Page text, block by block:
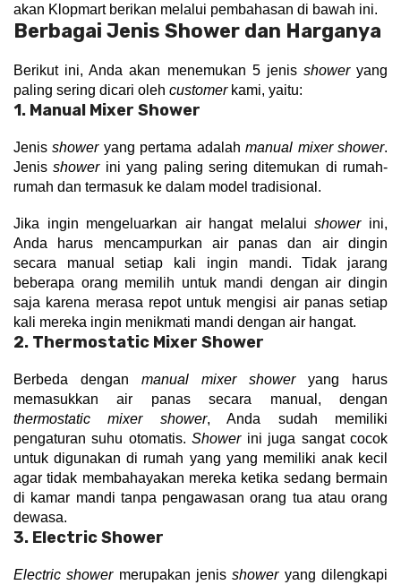
akan Klopmart berikan melalui pembahasan di bawah ini.
Berbagai Jenis Shower dan Harganya
Berikut ini, Anda akan menemukan 5 jenis shower yang
paling sering dicari oleh customer kami, yaitu:
1. Manual Mixer Shower
Jenis shower yang pertama adalah manual mixer shower.
Jenis shower ini yang paling sering ditemukan di rumah-
rumah dan termasuk ke dalam model tradisional.
Jika ingin mengeluarkan air hangat melalui shower ini,
Anda harus mencampurkan air panas dan air dingin
secara manual setiap kali ingin mandi. Tidak jarang
beberapa orang memilih untuk mandi dengan air dingin
saja karena merasa repot untuk mengisi air panas setiap
kali mereka ingin menikmati mandi dengan air hangat.
2. Thermostatic Mixer Shower
Berbeda dengan manual mixer shower yang harus
thermostatic mixer shower, Anda sudah memiliki
pengaturan suhu otomatis. Shower ini juga sangat cocok
untuk digunakan di rumah yang yang memiliki anak kecil
agar tidak membahayakan mereka ketika sedang bermain
di kamar mandi tanpa pengawasan orang tua atau orang
dewasa.
3. Electric Shower
Electric shower merupakan jenis shower yang dilengkapi